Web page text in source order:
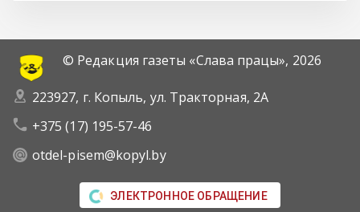
© Редакция газеты «Слава працы», 2026
223927, г. Копыль, ул. Тракторная, 2А
+375 (17) 195-57-46
otdel-pisem@kopyl.by
ЭЛЕКТРОННОЕ ОБРАЩЕНИЕ